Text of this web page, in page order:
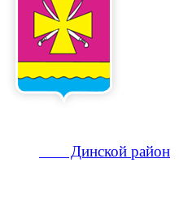
Динской район